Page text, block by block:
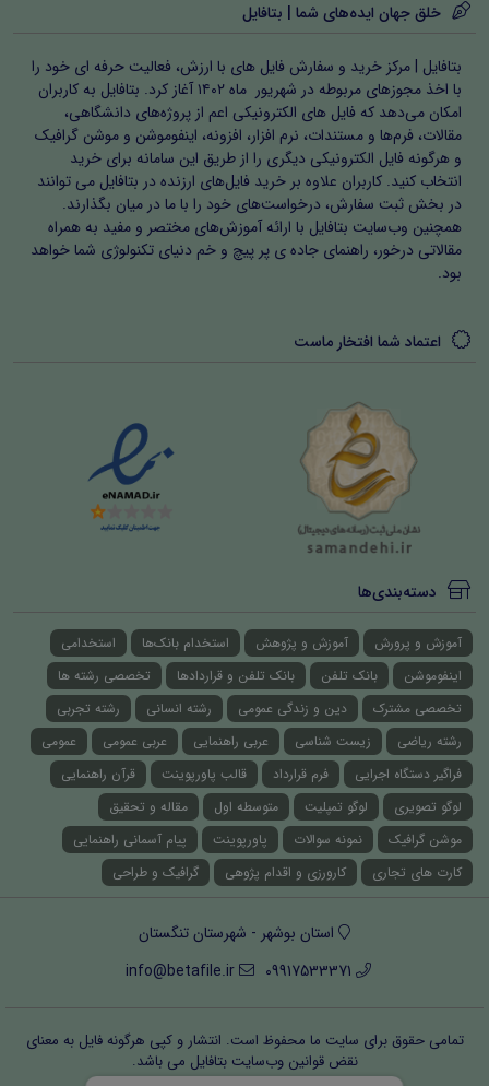
خلق جهان ایده‌های شما | بتافایل
بتافایل | مرکز خرید و سفارش فایل های با ارزش، فعالیت حرفه ای خود را
با اخذ مجوزهای مربوطه در شهریور ماه ۱۴۰۲ آغاز کرد. بتافایل به کاربران
امکان می‌دهد که فایل های الکترونیکی اعم از پروژه‌های دانشگاهی،
مقالات، فرم‌ها و مستندات، نرم افزار، افزونه، اینفوموشن و موشن گرافیک
و هرگونه فایل الکترونیکی دیگری را از طریق این سامانه برای خرید
انتخاب کنید. کاربران علاوه بر خرید فایل‌های ارزنده در بتافایل می توانند
در بخش ثبت سفارش، درخواست‌های خود را با ما در میان بگذارند.
همچنین وب‌سایت بتافایل با ارائه آموزش‌های مختصر و مفید به همراه
مقالاتی درخور، راهنمای جاده ی پر پیچ و خم دنیای تکنولوژی شما خواهد
بود.
اعتماد شما افتخار ماست
دسته‌بندی‌ها
آموزش و پرورش آموزش و پژوهش استخدام بانک‌ها
استخدامی
اینفوموشن
بانک تلفن بانک تلفن و قراردادها
تخصصی رشته ها
تخصصی مشترک
دین و زندگی عمومی رشته انسانی
رشته تجربی
رشته ریاضی
زیست شناسی عربی راهنمایی عربی عمومی
عمومی
فراگیر دستگاه اجرایی
فرم قرارداد قالب پاورپوینت
قرآن راهنمایی
لوگو تصویری
لوگو تمپلیت متوسطه اول
مقاله و تحقیق
موشن گرافیک
نمونه سوالات پاورپوینت
پیام آسمانی راهنمایی
کارت های تجاری
کارورزی و اقدام پژوهی گرافیک و طراحی
استان بوشهر - شهرستان تنگستان
09917533371
info@betafile.ir
تمامی حقوق برای سایت ما محفوظ است. انتشار و کپی هرگونه فایل‌ به معنای
نقض قوانین وب‌سایت بتافایل می باشد.